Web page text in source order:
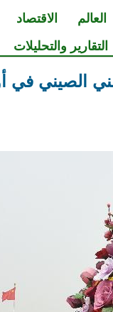
العالم الاقتصاد
التقارير والتحليلات
الصيني في